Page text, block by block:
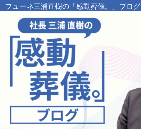
フューネ三浦直樹の「感動葬儀。」ブログ